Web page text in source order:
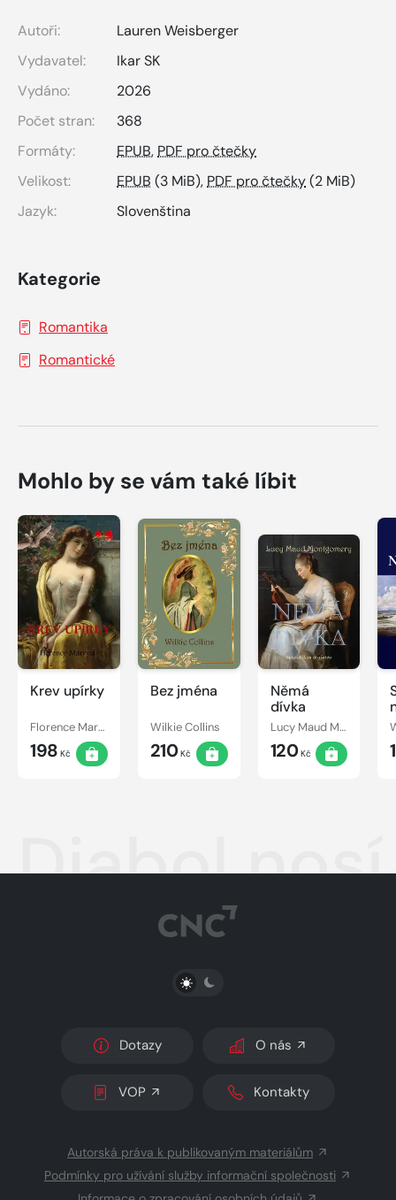
Autoři:
Lauren Weisberger
Vydavatel:
Ikar SK
Vydáno:
2026
Počet stran:
368
Formáty:
EPUB, PDF pro čtečky
Velikost:
EPUB (3 MiB), PDF pro čtečky(2 MiB)
Jazyk:
Slovenština
Kategorie
Romantika
Romantické
Mohlo by se vám také líbit
Krev upírky
Florence Marryat
198 Kč
Bez jména
Wilkie Collins
210Kč
Němá
dívka
Lucy Maud Montgomery
120Kč
Diabol
PŘEPNOUT SVĚTLÝ/TMAVÝ REŽIM
Dotazy O nás
VOP Kontakty
Autorská práva k publikovaným materiálům
Podmínky pro užívání služby informační společnosti